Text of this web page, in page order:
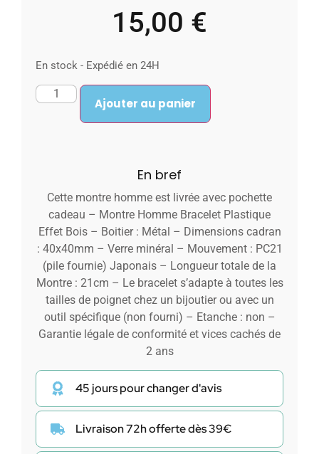
15,00 €
En stock - Expédié en 24H
Ajouter au panier
En bref
Cette montre homme est livrée avec pochette
cadeau – Montre Homme Bracelet Plastique
Effet Bois – Boitier : Métal – Dimensions cadran
: 40x40mm – Verre minéral – Mouvement : PC21
(pile fournie) Japonais – Longueur totale de la
Montre : 21cm – Le bracelet s’adapte à toutes les
tailles de poignet chez un bijoutier ou avec un
outil spécifique (non fourni) – Etanche : non –
Garantie légale de conformité et vices cachés de
2 ans
45 jours pour changer d'avis
Livraison 72h offerte dès 39€